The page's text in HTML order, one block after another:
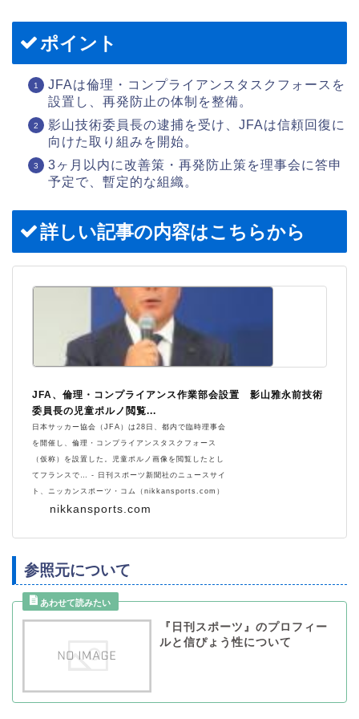
ポイント
JFAは倫理・コンプライアンスタスクフォースを
設置し、再発防止の体制を整備。
影山技術委員長の逮捕を受け、JFAは信頼回復に
向けた取り組みを開始。
3ヶ月以内に改善策・再発防止策を理事会に答申
予定で、暫定的な組織。
詳しい記事の内容はこちらから
nikkansports.com
JFA、倫理・コンプライアンス作業部会設置 影山雅永前技術
委員長の児童ポルノ閲覧...
日本サッカー協会（JFA）は28日、都内で臨時理事会
を開催し、倫理・コンプライアンスタスクフォース
（仮称）を設置した。児童ポルノ画像を閲覧したとし
てフランスで… - 日刊スポーツ新聞社のニュースサイ
ト、ニッカンスポーツ・コム（nikkansports.com）
参照元について
『日刊スポーツ』のプロフィー
ルと信ぴょう性について